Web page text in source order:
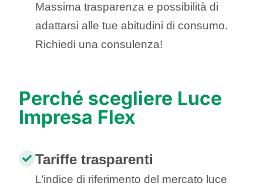
Massima trasparenza e possibilità di
adattarsi alle tue abitudini di consumo.
Richiedi una consulenza!
Perché scegliere Luce
Impresa Flex
Tariffe trasparenti
L’indice di riferimento del mercato luce